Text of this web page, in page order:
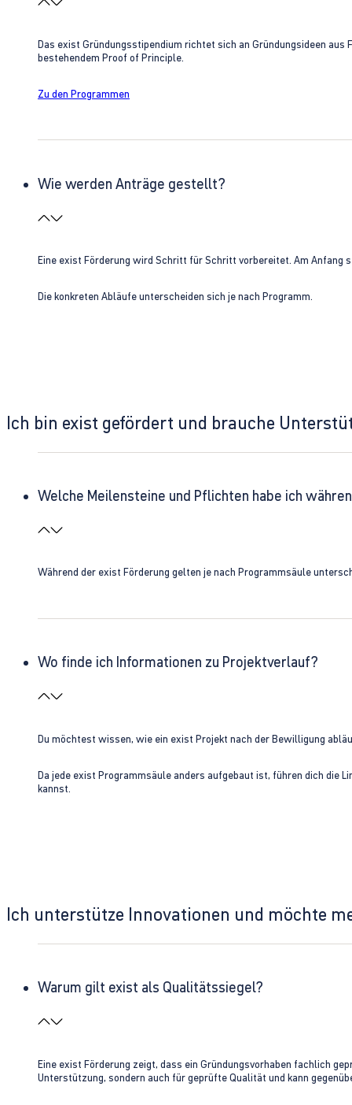
Das exist Gründungsstipendium richtet sich an Gründungsideen
bestehendem Proof of Principle.
Zu den Programmen
Wie werden Anträge gestellt?
Eine exist Förderung wird Schritt für Schritt vorbereitet. Am Anfang
Die konkreten Abläufe unterscheiden sich je nach Programm.
Ich bin exist gefördert und brauche
Welche Meilensteine und Pflichten habe ich
Während der exist Förderung gelten je nach Programmsäule
Wo finde ich Informationen zu Projektverlauf?
Du möchtest wissen, wie ein exist Projekt nach der Bewilligung
Da jede exist Programmsäule anders aufgebaut ist, führen dich die
kannst.
Ich unterstütze Innovationen und möchte
Warum gilt exist als Qualitätssiegel?
Eine exist Förderung zeigt, dass ein Gründungsvorhaben fachlich
Unterstützung, sondern auch für geprüfte Qualität und kann